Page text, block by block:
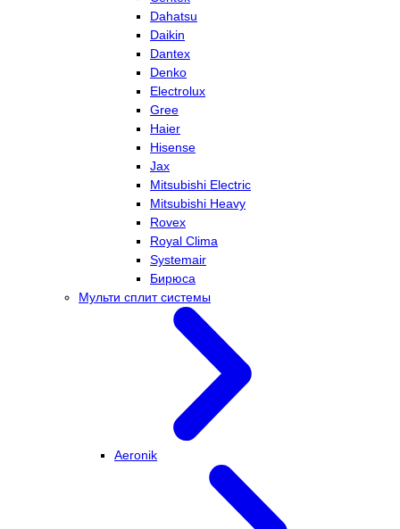
Dahatsu
Daikin
Dantex
Denko
Electrolux
Gree
Haier
Hisense
Jax
Mitsubishi Electric
Mitsubishi Heavy
Rovex
Royal Clima
Systemair
Бирюса
Мульти сплит системы
Aeronik